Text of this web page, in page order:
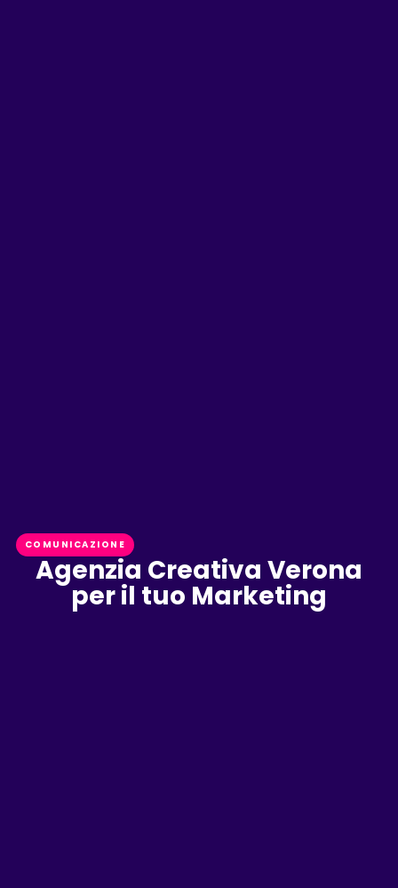
COMUNICAZIONE
Agenzia Creativa Verona
per il tuo Marketing